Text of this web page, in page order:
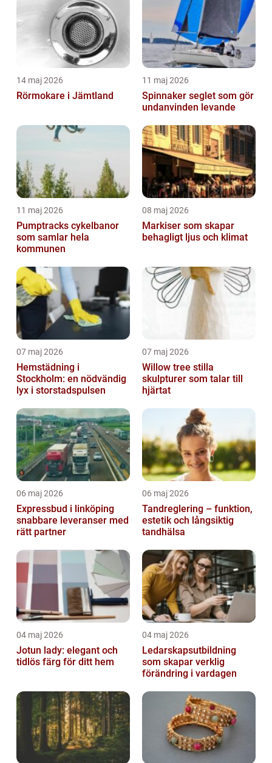
14 maj 2026
Rörmokare i Jämtland
11 maj 2026
Spinnaker seglet som gör
undanvinden levande
11 maj 2026
Pumptracks cykelbanor
som samlar hela
kommunen
08 maj 2026
Markiser som skapar
behagligt ljus och klimat
07 maj 2026
Hemstädning i
Stockholm: en nödvändig
lyx i storstadspulsen
07 maj 2026
Willow tree stilla
skulpturer som talar till
hjärtat
06 maj 2026
Expressbud i linköping
snabbare leveranser med
rätt partner
06 maj 2026
Tandreglering – funktion,
estetik och långsiktig
tandhälsa
04 maj 2026
Jotun lady: elegant och
tidlös färg för ditt hem
04 maj 2026
Ledarskapsutbildning
som skapar verklig
förändring i vardagen